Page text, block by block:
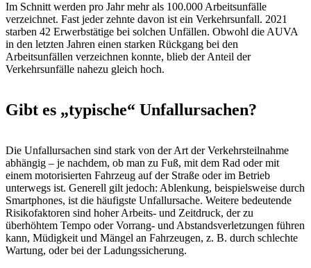
Im Schnitt werden pro Jahr mehr als 100.000 Arbeitsunfälle
verzeichnet. Fast jeder zehnte davon ist ein Verkehrsunfall. 2021
starben 42 Erwerbstätige bei solchen Unfällen. Obwohl die AUVA
in den letzten Jahren einen starken Rückgang bei den
Arbeitsunfällen verzeichnen konnte, blieb der Anteil der
Verkehrsunfälle nahezu gleich hoch.
Gibt es „typische“ Unfallursachen?
Die Unfallursachen sind stark von der Art der Verkehrsteilnahme
abhängig – je nachdem, ob man zu Fuß, mit dem Rad oder mit
einem motorisierten Fahrzeug auf der Straße oder im Betrieb
unterwegs ist. Generell gilt jedoch: Ablenkung, beispielsweise durch
Smartphones, ist die häufigste Unfallursache. Weitere bedeutende
Risikofaktoren sind hoher Arbeits- und Zeitdruck, der zu
überhöhtem Tempo oder Vorrang- und Abstandsverletzungen führen
kann, Müdigkeit und Mängel an Fahrzeugen, z. B. durch schlechte
Wartung, oder bei der Ladungssicherung.